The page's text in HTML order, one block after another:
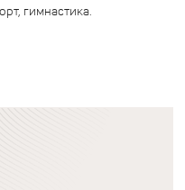
гимнастика.